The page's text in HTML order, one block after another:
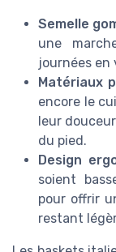
Semelle
une
journées en
Matériaux
encore le
leur
du pied.
Design
soient
pour offrir
restant